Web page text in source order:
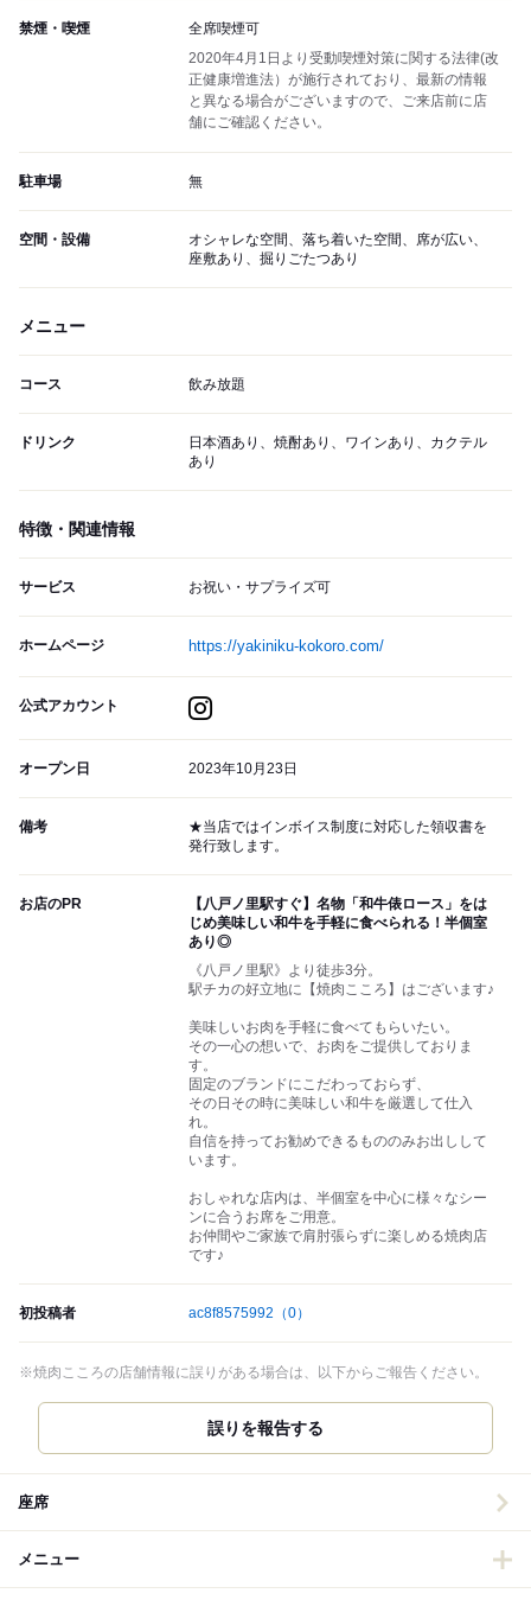
禁煙・喫煙
全席喫煙可
2020年4月1日より受動喫煙対策に関する法律(改
正健康増進法）が施行されており、最新の情報
と異なる場合がございますので、ご来店前に店
舗にご確認ください。
駐車場 無
空間・設備
オシャレな空間、落ち着いた空間、席が広い、
座敷あり、掘りごたつあり
メニュー
コース 飲み放題
ドリンク
日本酒あり、焼酎あり、ワインあり、カクテル
あり
特徴・関連情報
サービス お祝い・サプライズ可
ホームページ https://yakiniku-kokoro.com/
公式アカウント
オープン日 2023年10月23日
備考
★当店ではインボイス制度に対応した領収書を
発行致します。
お店のPR
【八戸ノ里駅すぐ】名物「和牛俵ロース」をは
じめ美味しい和牛を手軽に食べられる！半個室
あり◎
《八戸ノ里駅》より徒歩3分。
駅チカの好立地に【焼肉こころ】はございます♪
美味しいお肉を手軽に食べてもらいたい。
その一心の想いで、お肉をご提供しておりま
す。
固定のブランドにこだわっておらず、
その日その時に美味しい和牛を厳選して仕入
れ。
自信を持ってお勧めできるもののみお出しして
います。
おしゃれな店内は、半個室を中心に様々なシー
ンに合うお席をご用意。
お仲間やご家族で肩肘張らずに楽しめる焼肉店
です♪
初投稿者 ac8f8575992 （0）
※焼肉こころの店舗情報に誤りがある場合は、以下からご報告ください。
誤りを報告する
座席
メニュー